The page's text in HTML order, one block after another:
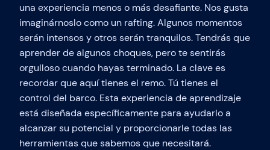
una experiencia menos o más desafiante. Nos gusta
imaginárnoslo como un rafting. Algunos momentos
serán intensos y otros serán tranquilos. Tendrás que
aprender de algunos choques, pero te sentirás
orgulloso cuando hayas terminado. La clave es
recordar que aquí tienes el remo. Tú tienes el
control del barco. Esta experiencia de aprendizaje
está diseñada específicamente para ayudarlo a
alcanzar su potencial y proporcionarle todas las
herramientas que sabemos que necesitará.